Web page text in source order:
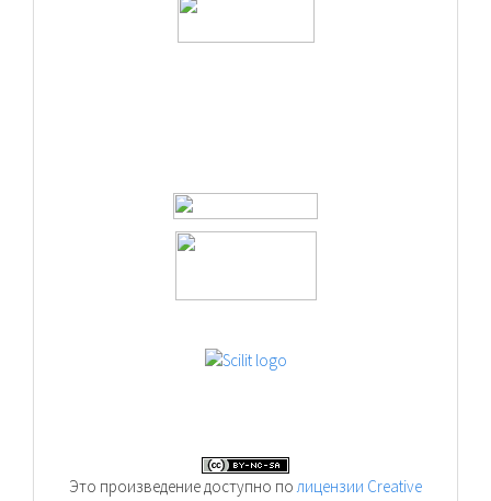
Это произведение доступно полицензии Creative